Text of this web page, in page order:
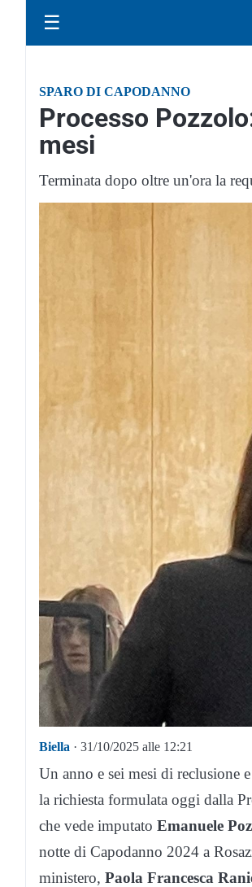
☰
SPARO DI CAPODANNO
Processo
mesi
Terminata dopo oltre un'ora la
Biella · 31/10/2025 alle 12:21
Un anno e sei mesi di reclusione
la richiesta formulata oggi dalla
che vede imputato Emanuele
notte di Capodanno 2024 a
ministero, Paola Francesca